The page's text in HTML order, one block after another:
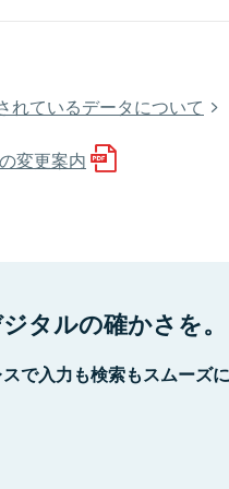
れているデータについて
変更案内
タルの確かさを。
で入力も検索もスムーズ